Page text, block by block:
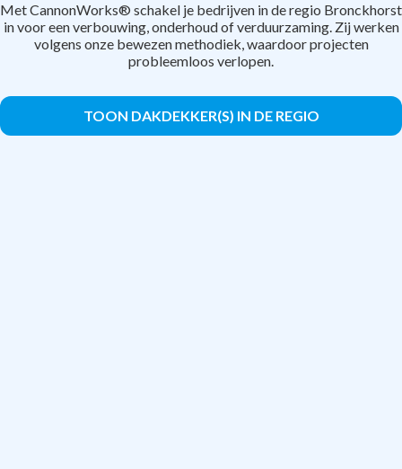
Met CannonWorks® schakel je bedrijven in de regio Bronckhorst
in voor een verbouwing, onderhoud of verduurzaming. Zij werken
volgens onze bewezen methodiek, waardoor projecten
probleemloos verlopen.
TOON DAKDEKKER(S) IN DE REGIO